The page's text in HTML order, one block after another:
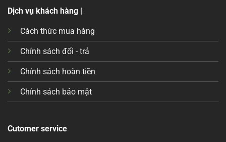
Dịch vụ khách hàng |
Cách thức mua hàng
Chính sách đổi - trả
Chính sách hoàn tiền
Chính sách bảo mật
Cutomer service